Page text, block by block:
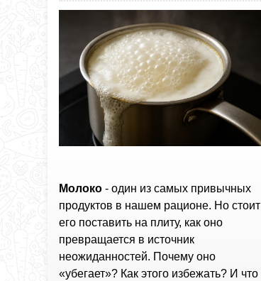
Молоко - один из самых привычных
продуктов в нашем рационе. Но стоит
его поставить на плиту, как оно
превращается в источник
неожиданностей. Почему оно
«убегает»? Как этого избежать? И что